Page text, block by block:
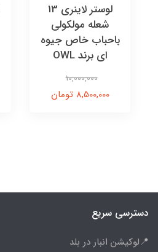
لوستر لاینری 13
شعله مولکولی
باحباب خاص جیوه
ای برند OWL
10,000,000
8,500,000 تومان
دسترسی سریع
📍لوکیشن انبار در بلد